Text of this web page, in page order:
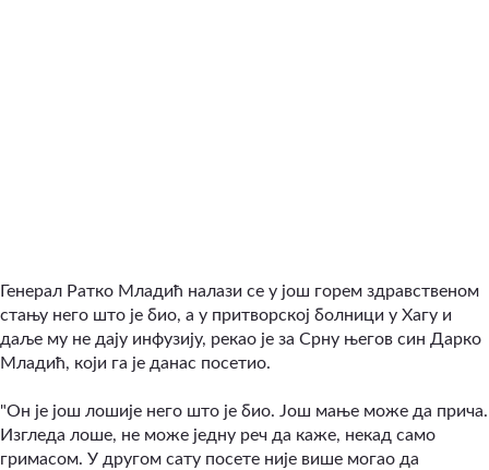
Генерал Ратко Младић налази се у још горем здравственом
стању него што је био, а у притворској болници у Хагу и
даље му не дају инфузију, рекао је за Срну његов син Дарко
Младић, који га је данас посетио.
"Он је још лошије него што је био. Још мање може да прича.
Изгледа лоше, не може једну реч да каже, некад само
гримасом. У другом сату посете није више могао да